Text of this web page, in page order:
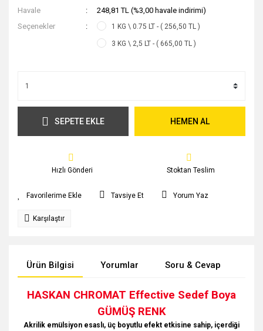
Havale
248,81 TL (%3,00 havale indirimi)
Seçenekler
1 KG \ 0.75 LT - ( 256,50 TL )
3 KG \ 2,5 LT - ( 665,00 TL )
SEPETE EKLE HEMEN AL
Hızlı Gönderi Stoktan Teslim
Tavsiye Et Yorum Yaz
Karşılaştır
Ürün Bilgisi Yorumlar Soru & Cevap
HASKAN CHROMAT Effective Sedef Boya
GÜMÜŞ RENK
Akrilik emülsiyon esaslı, üç boyutlu efekt etkisine sahip, içerdiği